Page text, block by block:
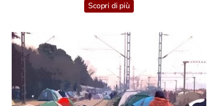
Scopri di più